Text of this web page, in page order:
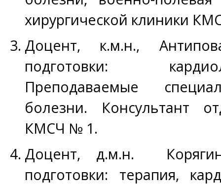
хирургической клиники
Доцент, к.м.н.,
подготовки:
Преподаваемые
болезни. Консультант
КМСЧ № 1.
Доцент, д.м.н.
подготовки: терапия,